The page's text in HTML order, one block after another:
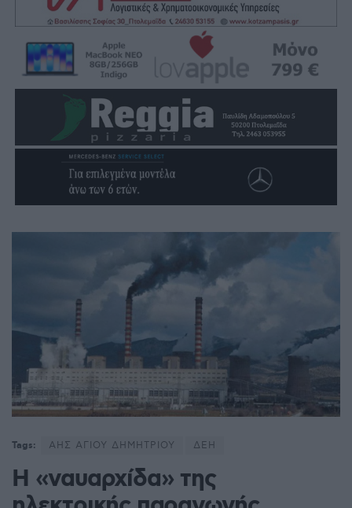
Tags: ΑΗΣ ΑΓΙΟΥ ΔΗΜΗΤΡΙΟΥ ΔΕΗ
Η «ναυαρχίδα» της